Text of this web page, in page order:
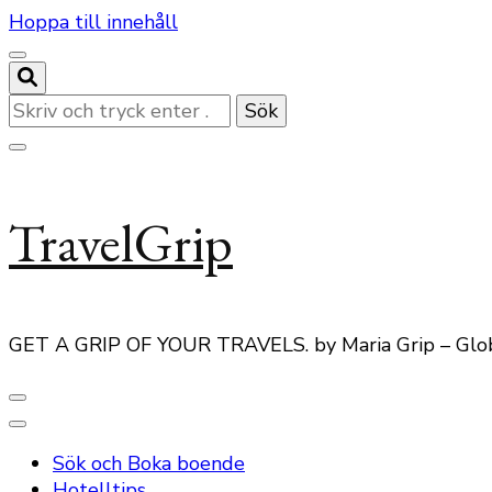
Hoppa till innehåll
Letar
du
efter
TravelGrip
GET A GRIP OF YOUR TRAVELS. by Maria Grip –
Sök och Boka boende